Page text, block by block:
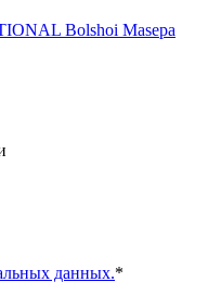
Bolshoi Masepa
данных.*